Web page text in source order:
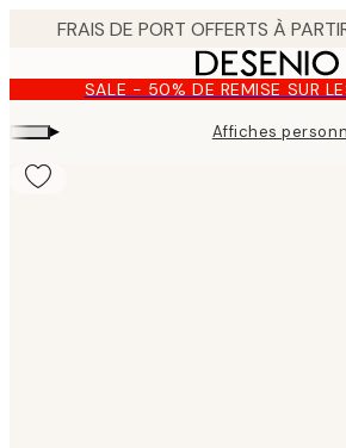
content.SALE - 50% DE REMISE SUR
▸ Affiches